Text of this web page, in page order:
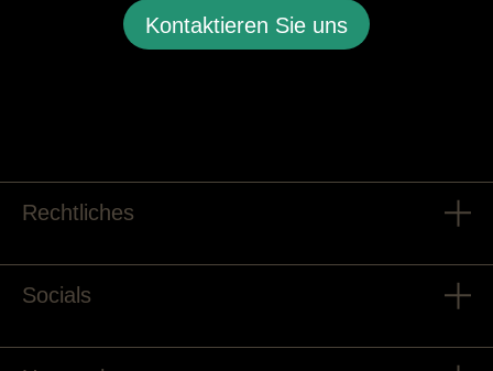
Kontaktieren Sie uns
Rechtliches
Socials